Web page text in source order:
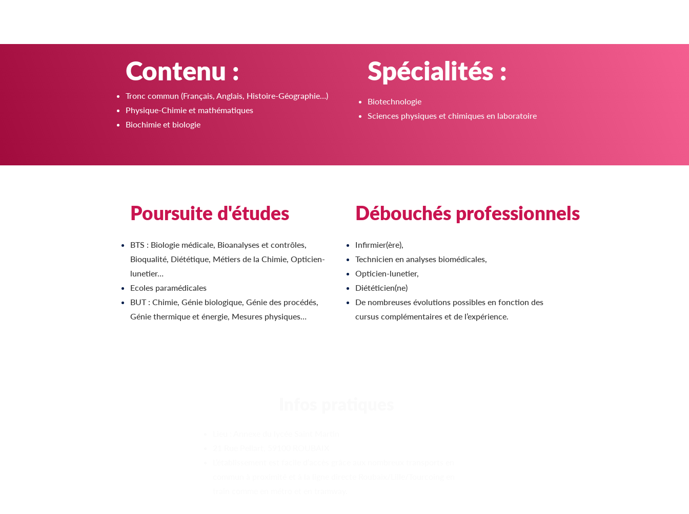
Contenu :
Tronc commun (Français, Anglais, Histoire-Géographie…)
Physique-Chimie et mathématiques
Biochimie et biologie
Spécialités :
Biotechnologie
Sciences physiques et chimiques en laboratoire
Poursuite d'études Débouchés professionnels
BTS : Biologie médicale, Bioanalyses et contrôles,
Bioqualité, Diététique, Métiers de la Chimie, Opticien-
lunetier…
Ecoles paramédicales
BUT : Chimie, Génie biologique, Génie des procédés,
Génie thermique et énergie, Mesures physiques…
Infirmier(ère),
Technicien en analyses biomédicales,
Opticien-lunetier,
Diététicien(ne)
De nombreuses évolutions possibles en fonction des
cursus complémentaires et de l’expérience.